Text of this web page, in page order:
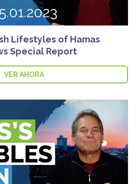
Lifestyles of Hamas
Special Report
VER AHORA